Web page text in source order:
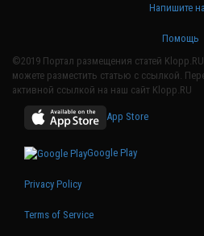
Напишите
Помощь
©2019 Портал размещения статей
можете разместить статью с ссылкой.
активной ссылкой на наш сайт Klopp.RU
App Store
Google Play
Privacy Policy
Terms of Service